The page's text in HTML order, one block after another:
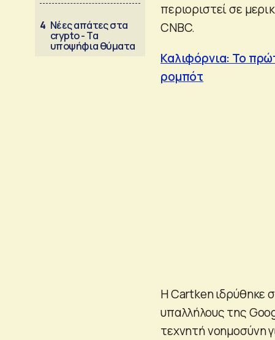
4 Νέες απάτες στα
crypto - Τα
υποψήφια θύματα
περιοριστεί σε
CNBC.
Καλιφόρνια: Το
ρομπότ
Η Cartken ιδρύθηκε
υπαλλήλους της
τεχνητή νοημοσύνη